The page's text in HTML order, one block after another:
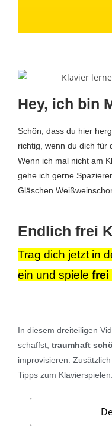
Hey, ich bin
Schön, dass du hier
richtig, wenn du dich für
Wenn ich mal nicht am
gehe ich gerne
Gläschen
Endlich frei
Trag dich jetzt in
ein und spiele frei
In diesem dreiteiligen
schaffst, traumhaft
improvisieren.
Tipps zum Klavierspielen.